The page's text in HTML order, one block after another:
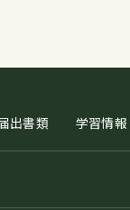
出書類 学習情報